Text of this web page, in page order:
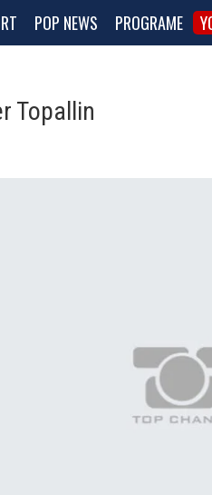
POP NEWS PROGRAME
Topallin